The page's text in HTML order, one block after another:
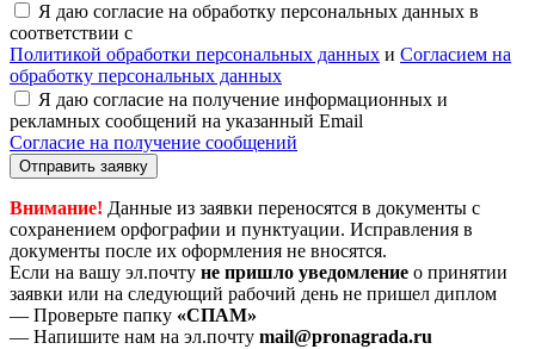
Я даю согласие на обработку персональных данных в
соответствии с
Политикой обработки персональных данных и Согласием на
обработку персональных данных
Я даю согласие на получение информационных и
рекламных сообщений на указанный Email
Согласие на получение сообщений
Отправить заявку
Внимание! Данные из заявки переносятся в документы с
сохранением орфографии и пунктуации. Исправления в
документы после их оформления не вносятся.
Если на вашу эл.почту не пришло уведомление о принятии
заявки или на следующий рабочий день не пришел диплом
— Проверьте папку «СПАМ»
— Напишите нам на эл.почту mail@pronagrada.ru